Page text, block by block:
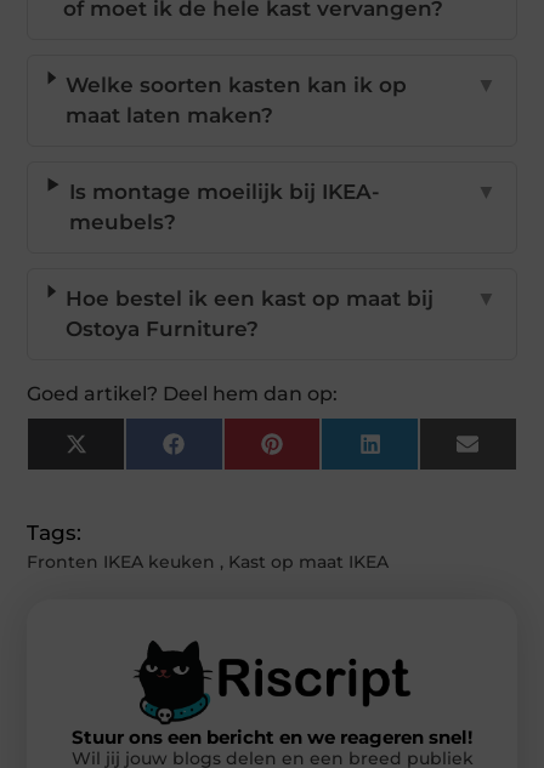
of moet ik de hele kast vervangen?
Welke soorten kasten kan ik op
maat laten maken?
▼
Is montage moeilijk bij IKEA-
meubels?
▼
Hoe bestel ik een kast op maat bij
Ostoya Furniture?
▼
Goed artikel? Deel hem dan op:
X
(Twitter)
FacebookPinterestLinkedInEmail
Tags:
Fronten IKEA keuken , Kast op maat IKEA
Stuur ons een bericht en we reageren snel!
Wil jij jouw blogs delen en een breed publiek